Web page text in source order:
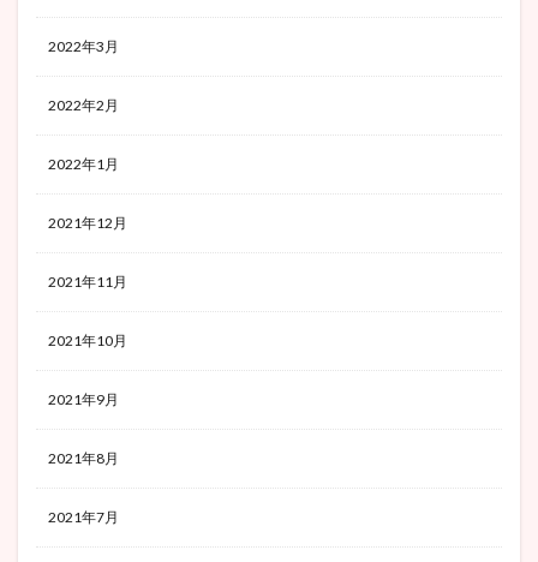
2022年3月
2022年2月
2022年1月
2021年12月
2021年11月
2021年10月
2021年9月
2021年8月
2021年7月